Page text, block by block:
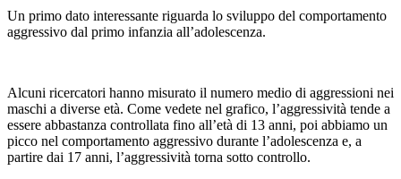
Un primo dato interessante riguarda lo sviluppo del comportamento
aggressivo dal primo infanzia all’adolescenza.
Alcuni ricercatori hanno misurato il numero medio di aggressioni nei
maschi a diverse età. Come vedete nel grafico, l’aggressività tende a
essere abbastanza controllata fino all’età di 13 anni, poi abbiamo un
picco nel comportamento aggressivo durante l’adolescenza e, a
partire dai 17 anni, l’aggressività torna sotto controllo.